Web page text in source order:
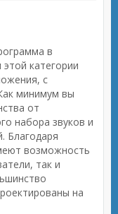
в
категории
с
минимум вы
от
набора звуков и
Благодаря
возможность
так и
на